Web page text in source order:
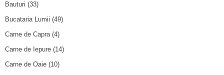
Bauturi (33)
Bucataria Lumii (49)
Carne de Capra(4)
Carne de Iepure (14)
Carne de Oaie (10)